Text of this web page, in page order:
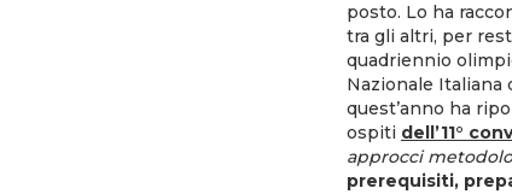
posto. Lo ha
tra gli altri, per
quadriennio
Nazionale Italiana
quest’anno ha
ospiti dell’11°
approcci
prerequisiti,